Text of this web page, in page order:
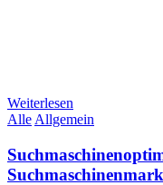
Weiterlesen
Alle Allgemein